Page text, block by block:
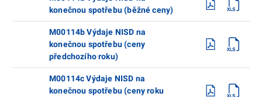
konečnou spotřebu (běžné ceny)
M00114b Výdaje NISD na
konečnou spotřebu (ceny
předchozího roku)
M00114c Výdaje NISD na
konečnou spotřebu (ceny roku